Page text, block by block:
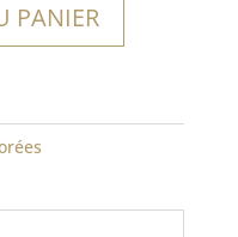
PANIER